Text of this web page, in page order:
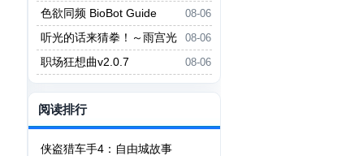
レム
08-06
色欲同频 BioBot Guide
08-06
听光的话来猜拳！～雨宫光
的深沉之爱～ ヒカリの言いなり
じゃんけん！～雨宮ヒカリの愛の
底～
08-06
职场狂想曲v2.0.7
阅读排行
侠盗猎车手4：自由城故事